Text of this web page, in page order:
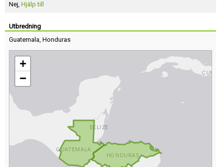
Nej, Hjälp till
Utbredning
Guatemala, Honduras
+
−